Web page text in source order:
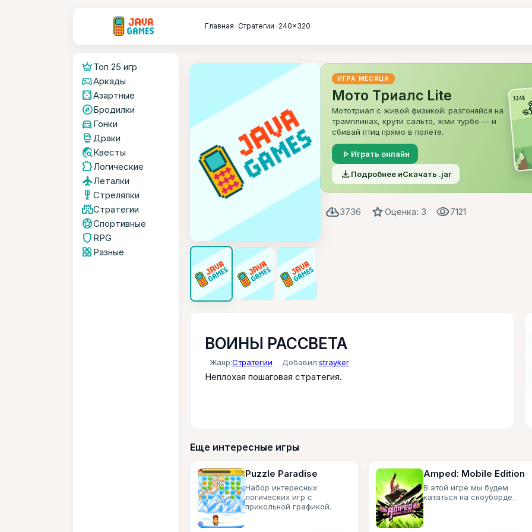
Главная»Стратегии»240x320
crownТоп 25 игр
sports_esportsАркады
casinoАзартные
exploreБродилки
directions_car Гонки
sports_mma Драки
travel_exploreКвесты
extensionЛогические
flightЛеталки
military_tech Стрелялки
castleСтратегии
sports_soccerСпортивные
shield RPG
widgetsРазные
ИГРА МЕСЯЦА
Мото Триалс Lite
Мототриал с живой физикой: разгоняйся на
трамплинах, крути сальто, жми турбо — и
сбивай птиц прямо в полёте.
play_arrow Играть онлайн
file_downloadПодробнее иСкачать .jar
cloud_download3736 starОценка: 3 visibility7121
ВОИНЫ РАССВЕТА
Жанр:Стратегии Добавил:strayker
Неплохая пошаговая стратегия.
Еще интересные игры
Puzzle Paradise
Набор интересных
логических игр с
прикольной графикой.
Amped: Mobile Edition
В этой игре мы будем
кататься на сноуборде.